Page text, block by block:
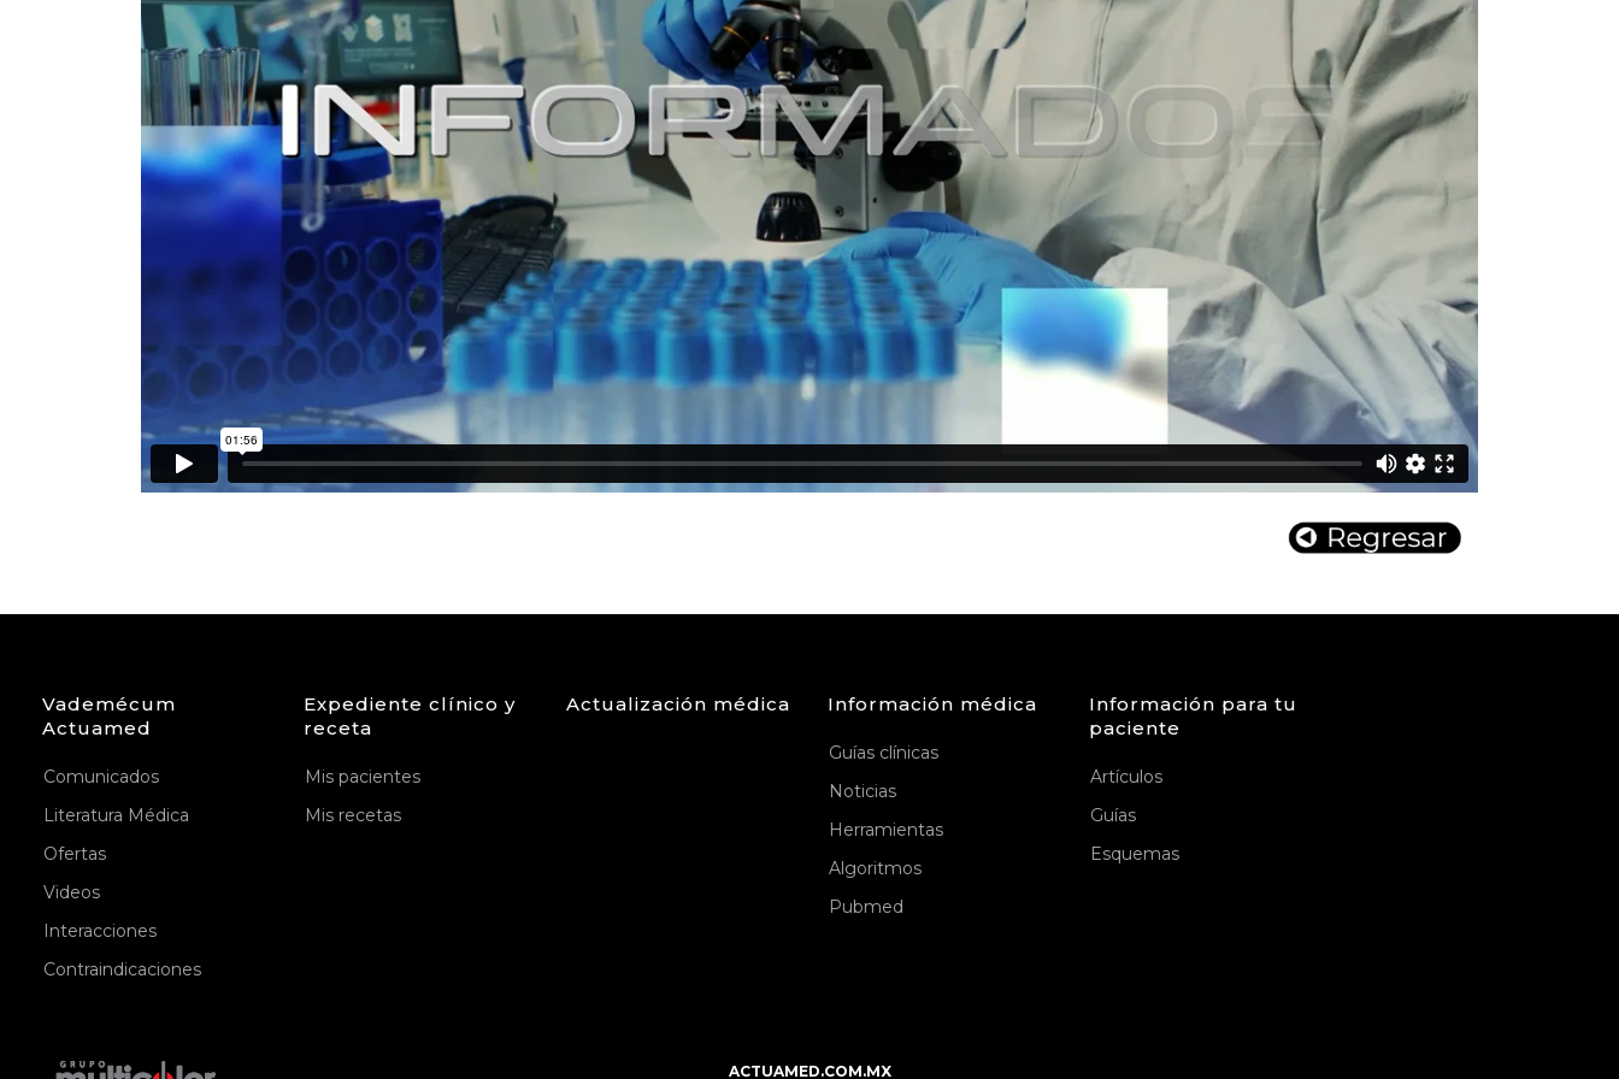
Vademécum
Actuamed
Comunicados
Literatura Médica
Ofertas
Videos
Interacciones
Contraindicaciones
Expediente clínico y
receta
Mis pacientes
Mis recetas
Actualización médica Información médica
Guías clínicas
Noticias
Herramientas
Algoritmos
Pubmed
Información para tu
paciente
Artículos
Guías
Esquemas
ACTUAMED.COM.MX